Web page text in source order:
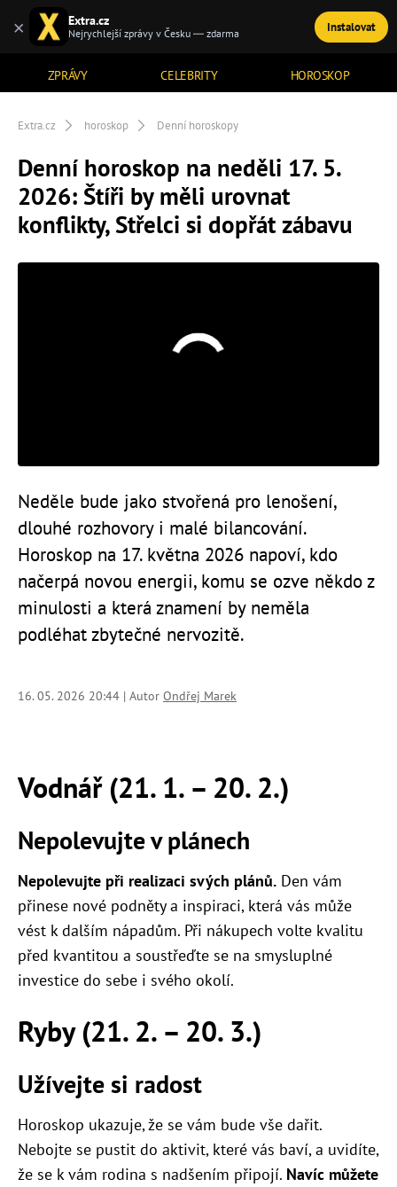
ZPRÁVY CELEBRITY HOROSKOP
TÉMATA
Extra.cz horoskop Denní horoskopy
Denní horoskop na neděli 17. 5.
2026: Štíři by měli urovnat
konflikty, Střelci si dopřát zábavu
Neděle bude jako stvořená pro lenošení,
dlouhé rozhovory i malé bilancování.
Horoskop na 17. května 2026 napoví, kdo
načerpá novou energii, komu se ozve někdo z
minulosti a která znamení by neměla
podléhat zbytečné nervozitě.
16. 05. 2026 20:44 | Autor Ondřej Marek
Vodnář (21. 1. – 20. 2.)
Nepolevujte v plánech
Nepolevujte při realizaci svých plánů. Den vám
přinese nové podněty a inspiraci, která vás může
vést k dalším nápadům. Při nákupech volte kvalitu
před kvantitou a soustřeďte se na smysluplné
investice do sebe i svého okolí.
Ryby (21. 2. – 20. 3.)
Užívejte si radost
Horoskop ukazuje, že se vám bude vše dařit.
Nebojte se pustit do aktivit, které vás baví, a uvidíte,
že se k vám rodina s nadšením připojí. Navíc můžete
× Extra.cz
Nejrychlejší zprávy v Česku — zdarma Instalovat